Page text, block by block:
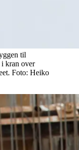
til
i kran over
Foto: Heiko